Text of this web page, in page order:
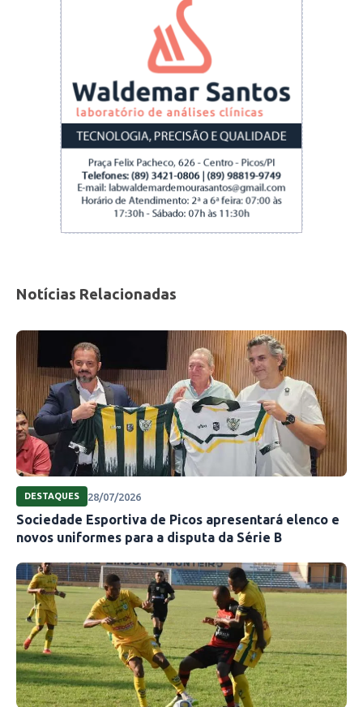
Notícias Relacionadas
DESTAQUES 28/07/2026
Sociedade Esportiva de Picos apresentará elenco e
novos uniformes para a disputa da Série B